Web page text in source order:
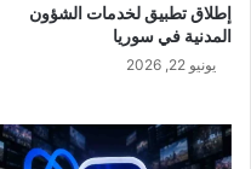
إطلاق تطبيق لخدمات الشؤون
المدنية في سوريا
يونيو 22, 2026